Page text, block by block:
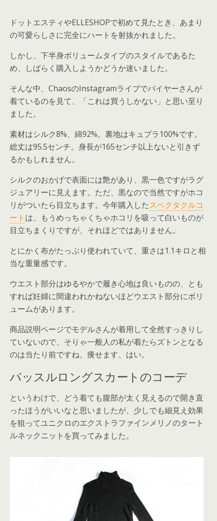
ドットエスティやELLESHOPで初めて見たとき、あまり
の可愛らしさに完全にハートを射抜かれました。
しかし、下半身ボリュームタイプのスタイルであるた
め、しばらく購入しようかどうか迷いました。
そんな中、ChaosのInstagramライブでバイヤーさんが
着ているのを見て、「これは買うしかない」と思い至り
ました。
素材はシルク8%、綿92%。裏地はキュプラ100%です。
総丈は95.5センチ。身長が165センチ以上ないと引きず
るかもしれません。
シルクのおかげで表面には艶があり、黒一色ですがラグ
ジュアリーに見えます。ただ、黒なので当然ですがホコ
リがついたら目立ちます。今年購入したスペクタクルコ
ート は、もうめっちゃくちゃホコリを吸って白いものが
目立ちまくりですが、それほどではありません。
とにかく布がたっぷり使われていて、重さは1.1キロと相
当な重量感です。
ウエスト部分はゆるやかで履き心地は良いものの、とも
すれば妊婦に間違われかねないほどウエスト部分にボリ
ュームがあります。
商品説明ページでモデルさんが着用して全然すっきりし
ていないので、そりゃ一般人の私が着たらズトンとなる
のは当たり前ですね。痩せます、はい。
バッスルロングスカートのコーデ
というわけで、どう着ても腹部が太く見えるので開き直
ったほうがいいなと思いましたが、少しでも細見え効果
を狙ってユニクロのエクストラファインメリノのタート
ルネックニット を買ってみました。